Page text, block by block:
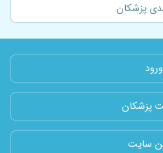
پزشکان
ورود
پزشکان
سایت